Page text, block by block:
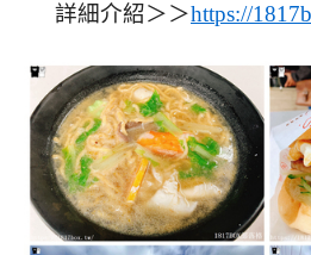
詳細介紹＞＞https://